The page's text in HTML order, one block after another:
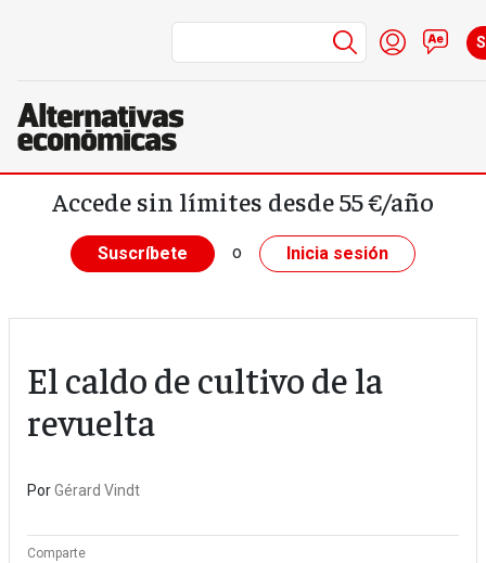
Pasar al contenido principal
Menú de
Iniciar
Accede sin límites desde 55 €/año
Suscríbete o Inicia sesión
El caldo de cultivo de la
revuelta
PorGérard Vindt
Comparte